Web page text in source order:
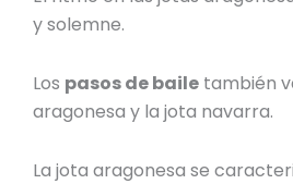
y solemne.
Los pasos de baile también
aragonesa y lajota navarra.
La jota aragonesa se